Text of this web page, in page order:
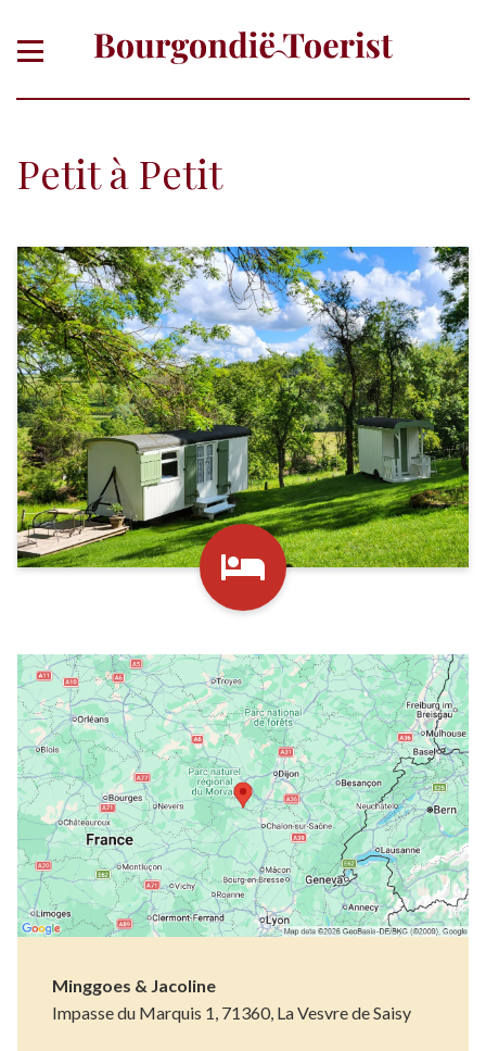
Petit à Petit
Minggoes & Jacoline
Impasse du Marquis 1, 71360, La Vesvre de Saisy